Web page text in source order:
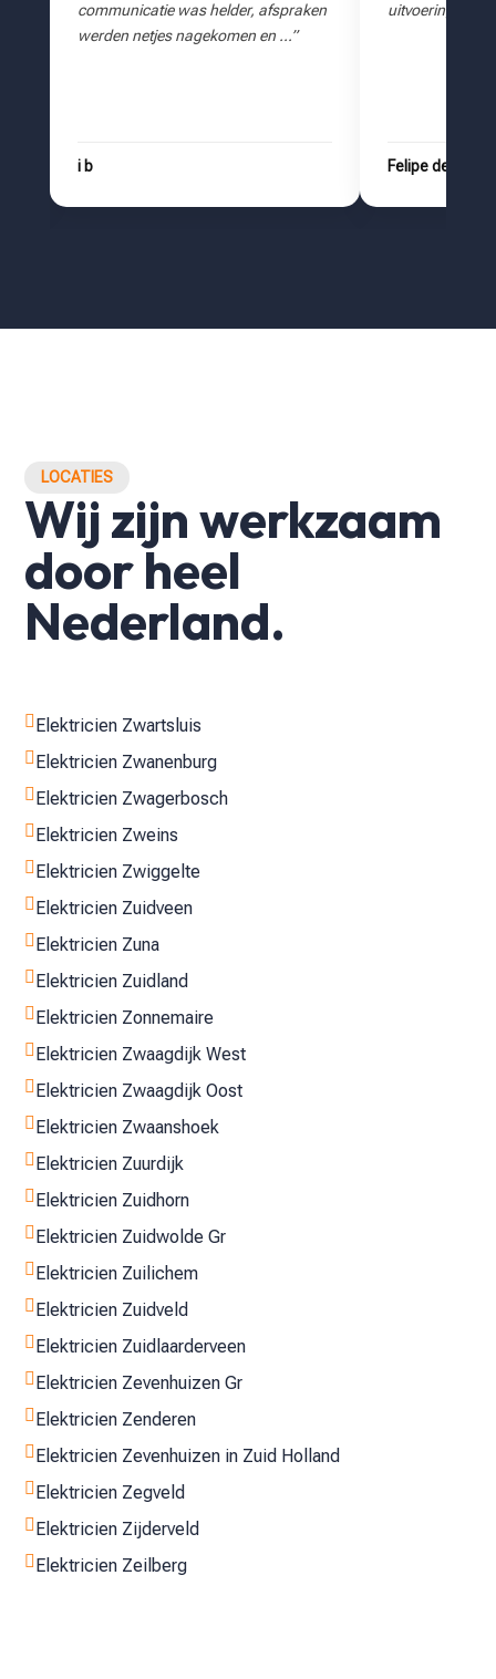
uitvoering van de klus. …”
Felipe de Jong
reageerde
Mahir Cingi
LOCATIES
Wij zijn werkzaam
door heel
Nederland.
Elektricien Zwartsluis
Elektricien Zwanenburg
Elektricien Zwagerbosch
Elektricien Zweins
Elektricien Zwiggelte
Elektricien Zuidveen
Elektricien Zuna
Elektricien Zuidland
Elektricien Zonnemaire
Elektricien Zwaagdijk West
Elektricien Zwaagdijk Oost
Elektricien Zwaanshoek
Elektricien Zuurdijk
Elektricien Zuidhorn
Elektricien Zuidwolde Gr
Elektricien Zuilichem
Elektricien Zuidveld
Elektricien Zuidlaarderveen
Elektricien Zevenhuizen Gr
Elektricien Zenderen
Elektricien Zevenhuizen in Zuid Holland
Elektricien Zegveld
Elektricien Zijderveld
Elektricien Zeilberg